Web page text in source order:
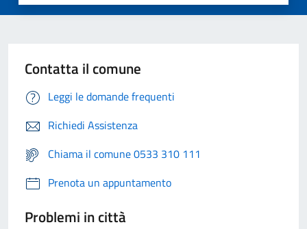
Contatta il comune
Leggi le domande frequenti
Richiedi Assistenza
Chiama il comune 0533 310 111
Prenota un appuntamento
Problemi in città